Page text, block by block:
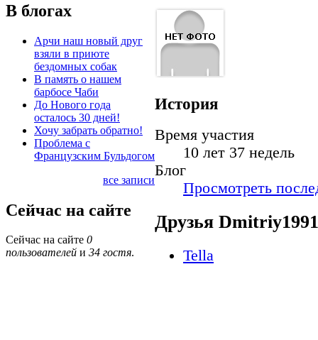
В блогах
Арчи наш новый друг
взяли в приюте
бездомных собак
В память о нашем
барбосе Чаби
До Нового года
осталось 30 дней!
Хочу забрать обратно!
Проблема с
Французским Бульдогом
все записи
Сейчас на сайте
Сейчас на сайте 0
пользователей и 34 гостя.
История
Время участия
10 лет 37 недель
Блог
Просмотреть
Друзья Dmitriy1991
Tella